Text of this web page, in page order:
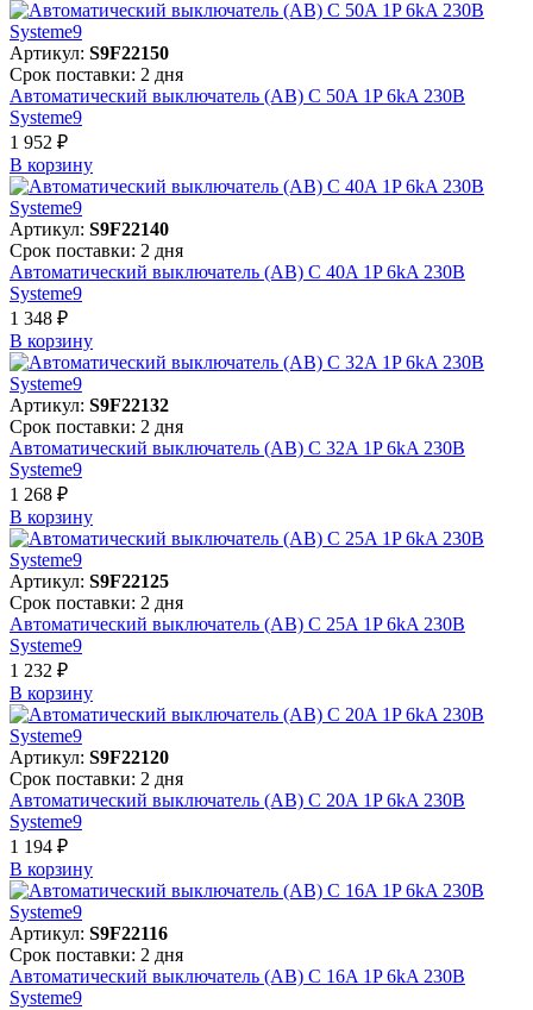
Артикул: S9F22150
Срок поставки: 2 дня
Автоматический выключатель (АВ) C 50A 1P 6kA 230В
Systeme9
1 952 ₽
В корзинy
Артикул: S9F22140
Срок поставки: 2 дня
Автоматический выключатель (АВ) C 40A 1P 6kA 230В
Systeme9
1 348 ₽
В корзинy
Артикул: S9F22132
Срок поставки: 2 дня
Автоматический выключатель (АВ) C 32A 1P 6kA 230В
Systeme9
1 268 ₽
В корзинy
Артикул: S9F22125
Срок поставки: 2 дня
Автоматический выключатель (АВ) C 25A 1P 6kA 230В
Systeme9
1 232 ₽
В корзинy
Артикул: S9F22120
Срок поставки: 2 дня
Автоматический выключатель (АВ) C 20A 1P 6kA 230В
Systeme9
1 194 ₽
В корзинy
Артикул: S9F22116
Срок поставки: 2 дня
Автоматический выключатель (АВ) C 16A 1P 6kA 230В
Systeme9